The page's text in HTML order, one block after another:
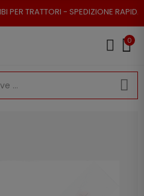
- SPEDIZIONE RAPIDA - RESO
0